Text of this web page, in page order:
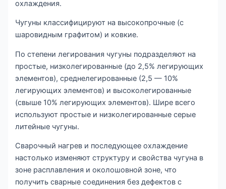
охлаждения.
Чугуны классифицируют на высокопрочные (с
шаровидным графитом) и ковкие.
По степени легирования чугуны подразделяют на
простые, низколегированные (до 2,5% легирующих
элементов), среднелегированные (2,5 — 10%
легирующих элементов) и высоколегированные
(свыше 10% легирующих элементов). Шире всего
используют простые и низколегированные серые
литейные чугуны.
Сварочный нагрев и последующее охлаждение
настолько изменяют структуру и свойства чугуна в
зоне расплавления и околошовной зоне, что
получить сварные соединения без дефектов с